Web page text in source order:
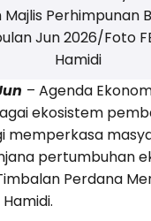
Perhimpunan
Jun 2026/Foto
Hamidi
– Agenda
ekosistem
memperkasa
pertumbuhan
Perdana